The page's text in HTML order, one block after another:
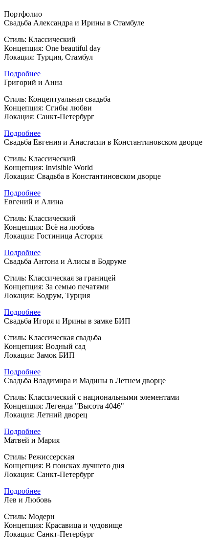
Портфолио
Свадьба Александра и Ирины в Стамбуле
Стиль: Классический
Концепция: One beautiful day
Локация: Турция, Стамбул
Подробнее
Григорий и Анна
Стиль: Концептуальная свадьба
Концепция: Сгибы любви
Локация: Санкт-Петербург
Подробнее
Свадьба Евгения и Анастасии в Константиновском дворце
Стиль: Классический
Концепция: Invisible World
Локация: Свадьба в Константиновском дворце
Подробнее
Евгений и Алина
Стиль: Классический
Концепция: Всё на любовь
Локация: Гостиница Астория
Подробнее
Свадьба Антона и Алисы в Бодруме
Стиль: Классическая за границей
Концепция: За семью печатями
Локация: Бодрум, Турция
Подробнее
Свадьба Игоря и Ирины в замке БИП
Стиль: Классическая свадьба
Концепция: Водный сад
Локация: Замок БИП
Подробнее
Свадьба Владимира и Мадины в Летнем дворце
Стиль: Классический с национальными элементами
Концепция: Легенда "Высота 4046"
Локация: Летний дворец
Подробнее
Матвей и Мария
Стиль: Режиссерская
Концепция: В поисках лучшего дня
Локация: Санкт-Петербург
Подробнее
Лев и Любовь
Стиль: Модерн
Концепция: Красавица и чудовище
Локация: Санкт-Петербург